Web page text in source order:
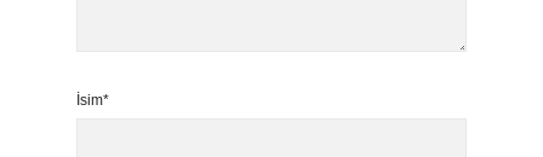
İsim*